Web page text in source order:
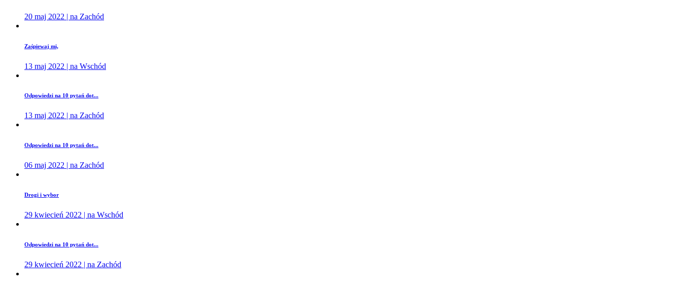
20 maj 2022 | na Zachód
Zaśpiewaj mi,
13 maj 2022 | na Wschód
Odpowiedzi na 10 pytań dot...
13 maj 2022 | na Zachód
Odpowiedzi na 10 pytań dot...
06 maj 2022 | na Zachód
Drogi i wybor
29 kwiecień 2022 | na Wschód
Odpowiedzi na 10 pytań dot...
29 kwiecień 2022 | na Zachód